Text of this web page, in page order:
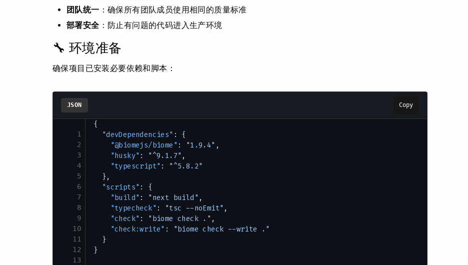
团队统一 ：确保所有团队成员使用相同的质量标准
部署安全 ：防止有问题的代码进入生产环境
🔧 环境准备
确保项目已安装必要依赖和脚本：
JSON Copy
1
2
3
4
5
6
7
8
9
10
11
12
13
{
  "devDependencies"
: {
    "@biomejs/biome"
: "1.9.4" ,
    "husky"
: "^9.1.7" ,
    "typescript"
: "^5.8.2"
  },
  "scripts"
: {
    "build"
: "next build" ,
    "typecheck"
: "tsc --noEmit" ,
    "check"
: "biome check ." ,
    "check:write"
:
"biome check --write ."
  }
}